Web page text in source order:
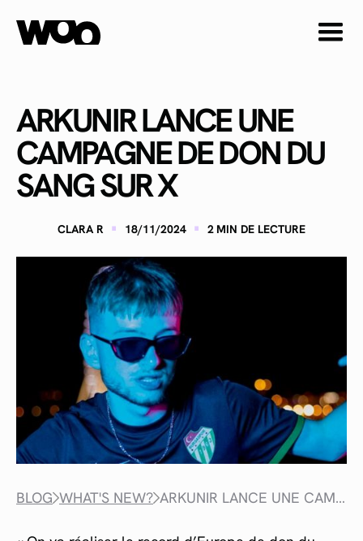
ARKUNIR LANCE UNE
CAMPAGNE DE DON DU
SANG SUR X
CLARA R · 18/11/2024 · 2 MIN DE LECTURE
BLOG WHAT'S NEW? ARKUNIR LANCE UNE CAMPAGNE DE DON DU SANG SUR X